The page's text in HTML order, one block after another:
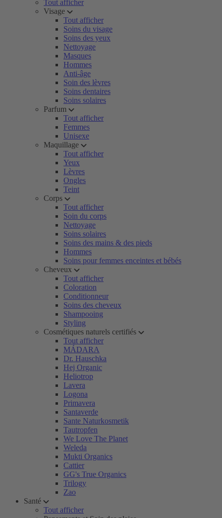
Tout afficher
Visage
Tout afficher
Soins du visage
Soins des yeux
Nettoyage
Masques
Hommes
Anti-âge
Soin des lèvres
Soins dentaires
Soins solaires
Parfum
Tout afficher
Femmes
Unisexe
Maquillage
Tout afficher
Yeux
Lèvres
Ongles
Teint
Corps
Tout afficher
Soin du corps
Nettoyage
Soins solaires
Soins des mains & des pieds
Hommes
Soins pour femmes enceintes et bébés
Cheveux
Tout afficher
Coloration
Conditionneur
Soins des cheveux
Shampooing
Styling
Cosmétiques naturels certifiés
Tout afficher
MÁDARA
Dr. Hauschka
Hej Organic
Heliotrop
Lavera
Logona
Primavera
Santaverde
Sante Naturkosmetik
Tautropfen
We Love The Planet
Weleda
Mukti Organics
Cattier
GG's True Organics
Trilogy
Zao
Santé
Tout afficher